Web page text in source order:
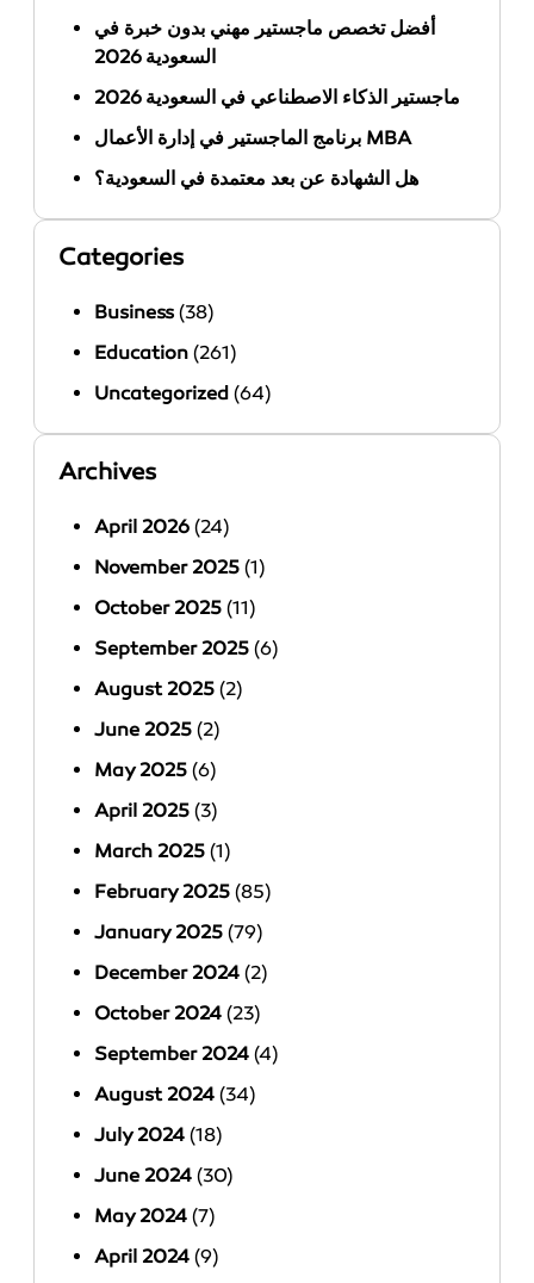
أفضل تخصص ماجستير مهني بدون خبرة في
السعودية 2026
ماجستير الذكاء الاصطناعي في السعودية 2026
برنامج الماجستير في إدارة الأعمال MBA
هل الشهادة عن بعد معتمدة في السعودية؟
Categories
Business (38)
Education (261)
Uncategorized (64)
Archives
April 2026 (24)
November 2025 (1)
October 2025 (11)
September 2025 (6)
August 2025 (2)
June 2025 (2)
May 2025 (6)
April 2025 (3)
March 2025 (1)
February 2025 (85)
January 2025 (79)
December 2024 (2)
October 2024 (23)
September 2024 (4)
August 2024 (34)
July 2024 (18)
June 2024 (30)
May 2024 (7)
April 2024 (9)